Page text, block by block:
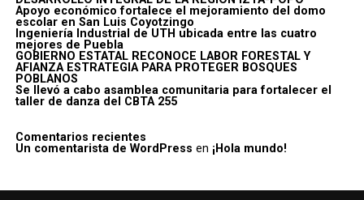
Apoyo económico fortalece el mejoramiento del domo
escolar en San Luis Coyotzingo
Ingeniería Industrial de UTH ubicada entre las cuatro
mejores de Puebla
GOBIERNO ESTATAL RECONOCE LABOR FORESTAL Y
AFIANZA ESTRATEGIA PARA PROTEGER BOSQUES
POBLANOS
Se llevó a cabo asamblea comunitaria para fortalecer el
taller de danza del CBTA 255
Comentarios recientes
Un comentarista de WordPress en ¡Hola mundo!